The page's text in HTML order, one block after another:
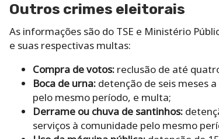
Outros crimes eleitorais
As informações são do TSE e Ministério
e suas respectivas multas:
Compra de votos: reclusão de até
Boca de urna: detenção de seis meses
pelo mesmo período, e multa;
Derrame ou chuva de santinhos:
serviços à comunidade pelo mesmo